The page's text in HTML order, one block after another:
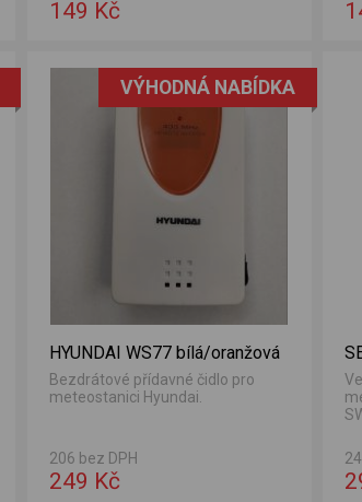
149 Kč
VÝHODNÁ NABÍDKA
HYUNDAI WS77 bílá/oranžová
Bezdrátové přídavné čidlo pro
meteostanici Hyundai.
206 bez DPH
249 Kč